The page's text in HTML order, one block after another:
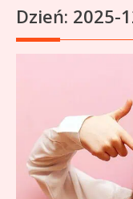
Dzień: 2025-